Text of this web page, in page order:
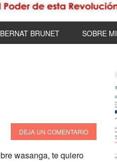
BRUNET SOBRE MI
DEJA UN COMENTARIO
wasanga, te quiero